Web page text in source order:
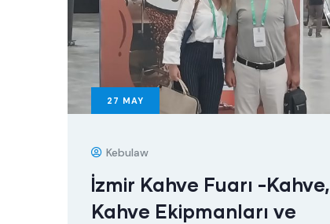
27 MAY
Kebulaw
İzmir Kahve Fuarı -Kahve,
Kahve Ekipmanları ve